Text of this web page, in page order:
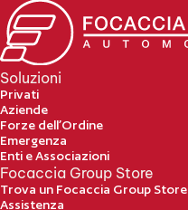
Soluzioni
Privati
Aziende
Forze dell’Ordine
Emergenza
Enti e Associazioni
Focaccia Group Store
Trova un Focaccia Group Store
Assistenza